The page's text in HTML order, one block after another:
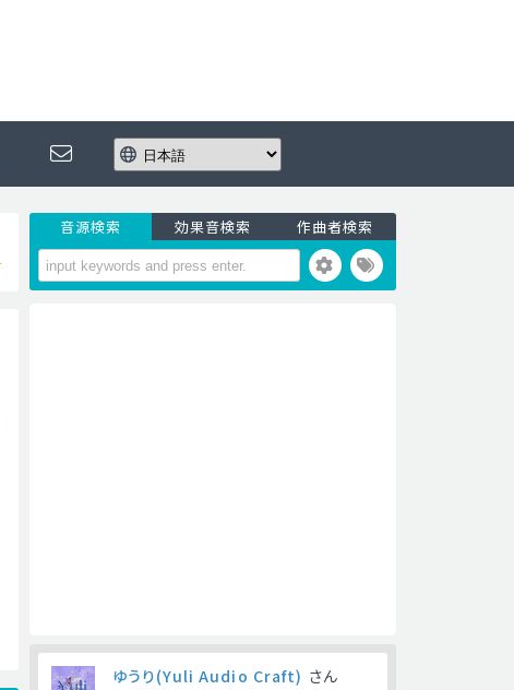
音源検索 効果音検索 作曲者検索
ゆうり(Yuli Audio Craft) さん